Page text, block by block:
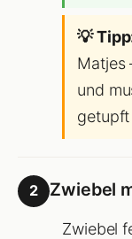
💡
Matjes
und
getupft
2 Zwiebel
Zwiebel